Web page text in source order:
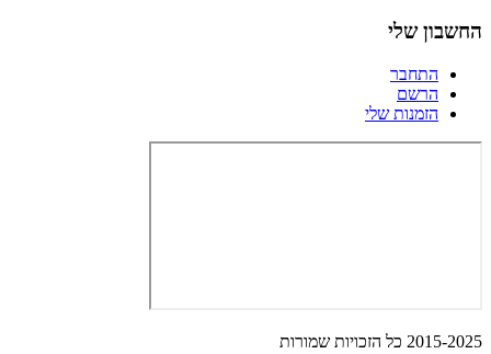
החשבון שלי
התחבר
הרשם
הזמנות שלי
2015-2025 כל הזכויות שמורות